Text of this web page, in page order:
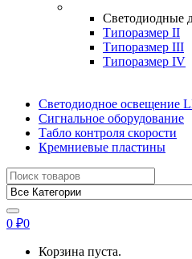
Светодиодные
Типоразмер II
Типоразмер III
Типоразмер IV
Светодиодное освещение
Сигнальное оборудование
Табло контроля скорости
Кремниевые пластины
Найти:
0 ₽0
Корзина пуста.